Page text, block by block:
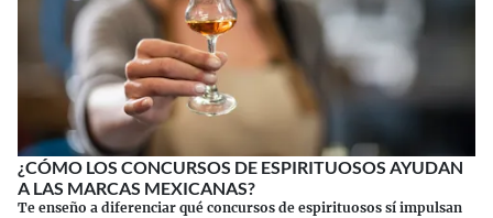
¿CÓMO LOS CONCURSOS DE ESPIRITUOSOS AYUDAN
A LAS MARCAS MEXICANAS?
Te enseño a diferenciar qué concursos de espirituosos sí impulsan